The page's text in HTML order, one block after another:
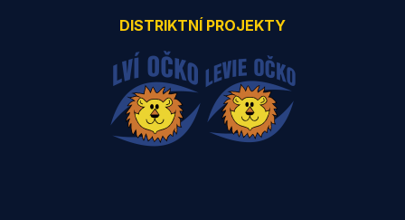
DISTRIKTNÍ PROJEKTY